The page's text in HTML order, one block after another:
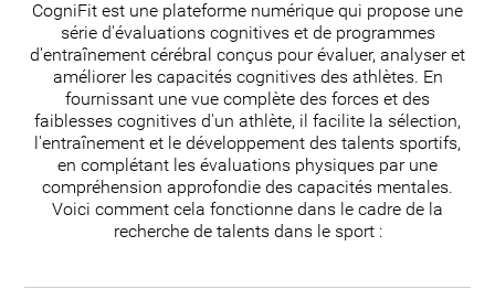
CogniFit est une plateforme numérique qui propose une
série d'évaluations cognitives et de programmes
d'entraînement cérébral conçus pour évaluer, analyser et
améliorer les capacités cognitives des athlètes. En
fournissant une vue complète des forces et des
faiblesses cognitives d'un athlète, il facilite la sélection,
l'entraînement et le développement des talents sportifs,
en complétant les évaluations physiques par une
compréhension approfondie des capacités mentales.
Voici comment cela fonctionne dans le cadre de la
recherche de talents dans le sport :